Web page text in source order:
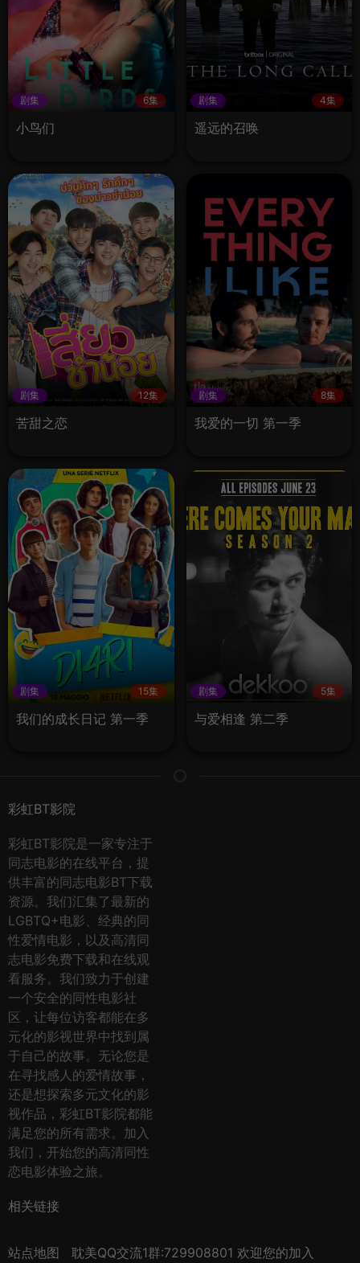
剧集 6集
小鸟们
剧集 4集
遥远的召唤
剧集 12集
苦甜之恋
剧集 8集
我爱的一切 第一季
剧集 15集
我们的成长日记 第一季
剧集 5集
与爱相逢 第二季
彩虹BT影院
彩虹BT影院是一家专注于
同志电影的在线平台，提
供丰富的同志电影BT下载
资源。我们汇集了最新的
LGBTQ+电影、经典的同
性爱情电影，以及高清同
志电影免费下载和在线观
看服务。我们致力于创建
一个安全的同性电影社
区，让每位访客都能在多
元化的影视世界中找到属
于自己的故事。无论您是
在寻找感人的爱情故事，
还是想探索多元文化的影
视作品，彩虹BT影院都能
满足您的所有需求。加入
我们，开始您的高清同性
恋电影体验之旅。
相关链接
站点地图 耽美QQ交流1群:729908801 欢迎您的加入